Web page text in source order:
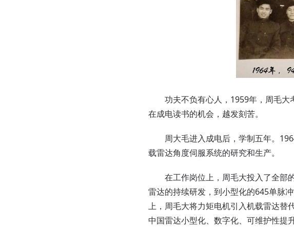
功夫不负有心人，1959年，周毛大
在成电读书的机会，越发刻苦。
周大毛进入成电后，学制五年。
载雷达角度伺服系统的研究和生产。
在工作岗位上，周毛大投入了全部
雷达的持续研发，到小型化的645单脉
上，周毛大将力矩电机引入机载雷达替
中国雷达小型化、数字化、可维护性提